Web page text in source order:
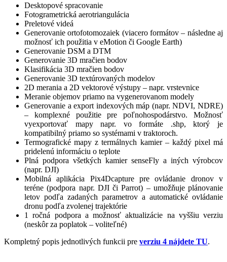
Desktopové spracovanie
Fotogrametrická aerotriangulácia
Preletové videá
Generovanie ortofotomozaiek (viacero formátov – následne aj
možnosť ich použitia v eMotion či Google Earth)
Generovanie DSM a DTM
Generovanie 3D mračien bodov
Klasifikácia 3D mračien bodov
Generovanie 3D textúrovaných modelov
2D merania a 2D vektorové výstupy – napr. vrstevnice
Meranie objemov priamo na vygenerovanom modely
Generovanie a export indexových máp (napr. NDVI, NDRE)
– komplexné použitie pre poľnohospodárstvo. Možnosť
vyexportovať mapy napr. vo formáte .shp, ktorý je
kompatibilný priamo so systémami v traktoroch.
Termografické mapy z termálnych kamier – každý pixel má
pridelenú informáciu o teplote
Plná podpora všetkých kamier senseFly a iných výrobcov
(napr. DJI)
Mobilná aplikácia Pix4Dcapture pre ovládanie dronov v
teréne (podpora napr. DJI či Parrot) – umožňuje plánovanie
letov podľa zadaných parametrov a automatické ovládanie
dronu podľa zvolenej trajektórie
1 ročná podpora a možnosť aktualizácie na vyššiu verziu
(neskôr za poplatok – voliteľné)
Kompletný popis jednotlivých funkcii pre verziu 4 nájdete TU.